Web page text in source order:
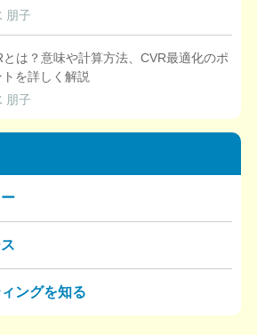
朋子
とは？意味や計算方法、CVR最適化のポ
トを詳しく解説
朋子
ングを知る